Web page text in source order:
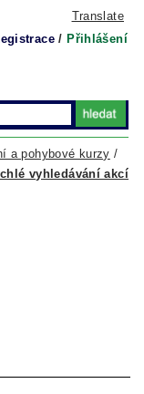
Translate
/ Přihlášení
vyhledávání akcí
a pohybové kurzy /